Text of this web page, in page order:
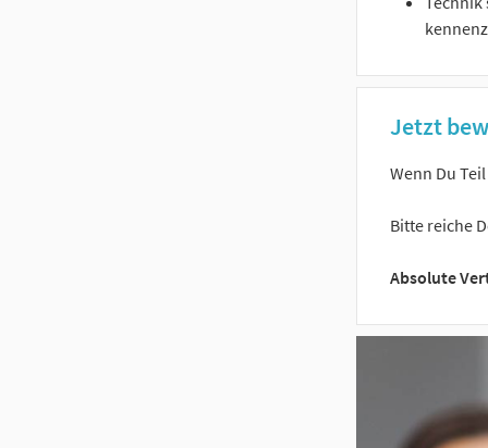
Jetzt
Wenn Du
Bitte reiche
Absolute